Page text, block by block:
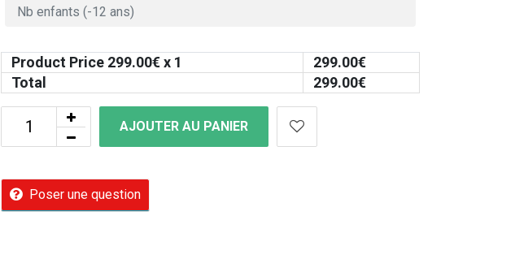
Product Price 299.00€ x 1 299.00€
Total
299.00€
AJOUTER AU PANIER
Poser une question